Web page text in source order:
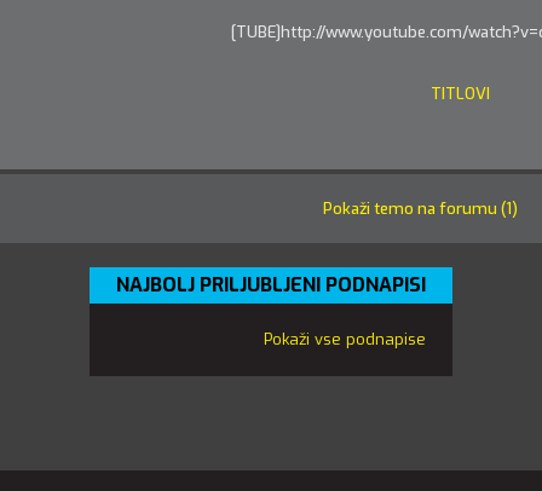
[TUBE]http://www.youtube.com/
TITLOVI
Pokaži temo na forumu (1)
NAJBOLJ PRILJUBLJENI PODNAPISI
Pokaži vse podnapise